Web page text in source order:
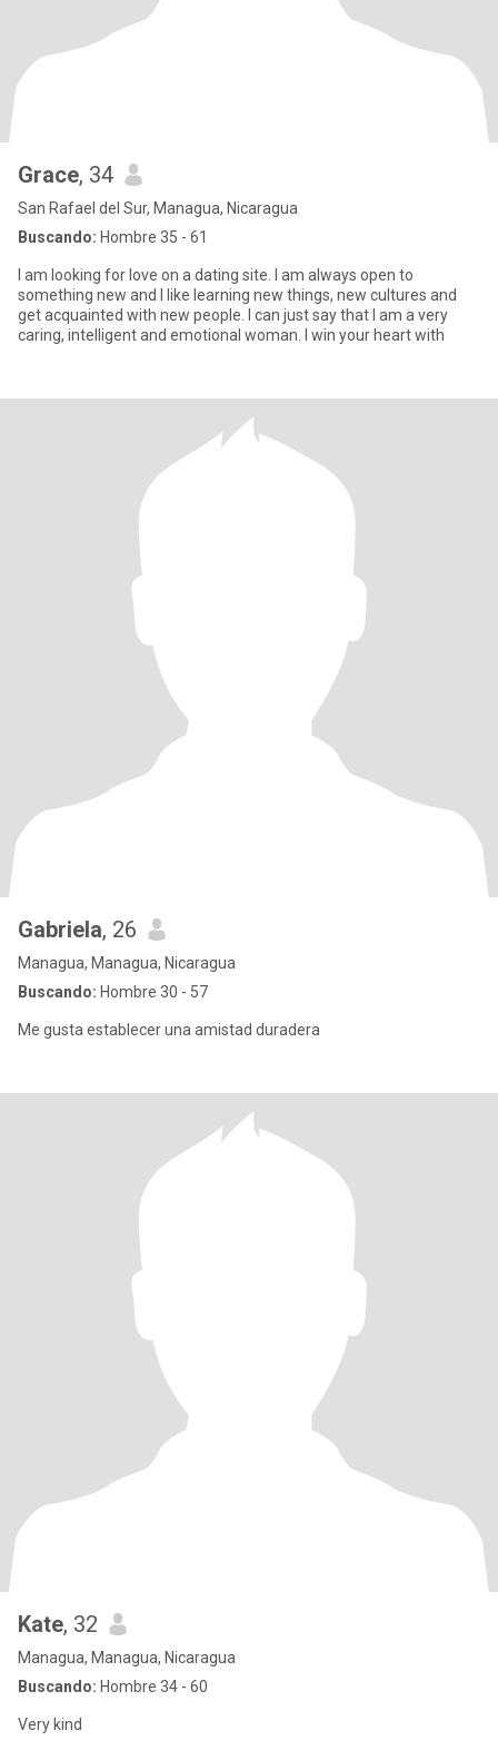
Grace, 34
San Rafael del Sur, Managua, Nicaragua
Buscando: Hombre 35 - 61
I am looking for love on a dating site. I am always open to
something new and I like learning new things, new cultures and
get acquainted with new people. I can just say that I am a very
caring, intelligent and emotional woman. I win your heart with
Gabriela, 26
Managua, Managua, Nicaragua
Buscando: Hombre 30 - 57
Me gusta establecer una amistad duradera
Kate, 32
Managua, Managua, Nicaragua
Buscando: Hombre 34 - 60
Very kind